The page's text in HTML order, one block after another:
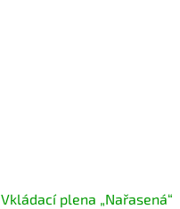
Vkládací plena „Nařasená“